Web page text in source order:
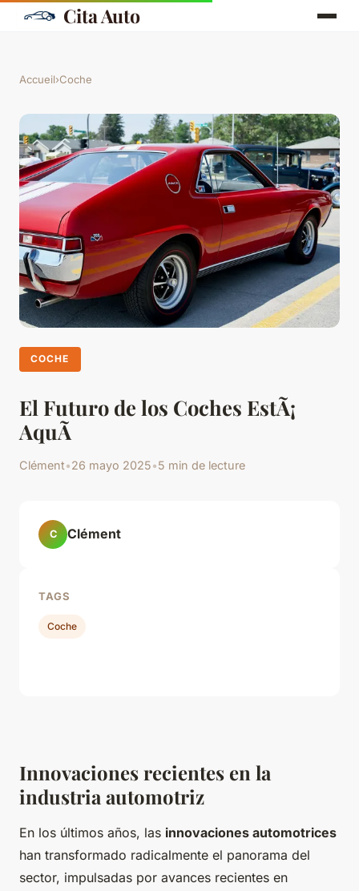
Cita Auto
Accueil›Coche
COCHE
El Futuro de los Coches EstÃ¡
AquÃ­
Clément•26 mayo 2025•5 min de lecture
Innovaciones recientes en la
industria automotriz
En los últimos años, las innovaciones automotrices
han transformado radicalmente el panorama del
sector, impulsadas por avances recientes en
C Clément
TAGS
Coche